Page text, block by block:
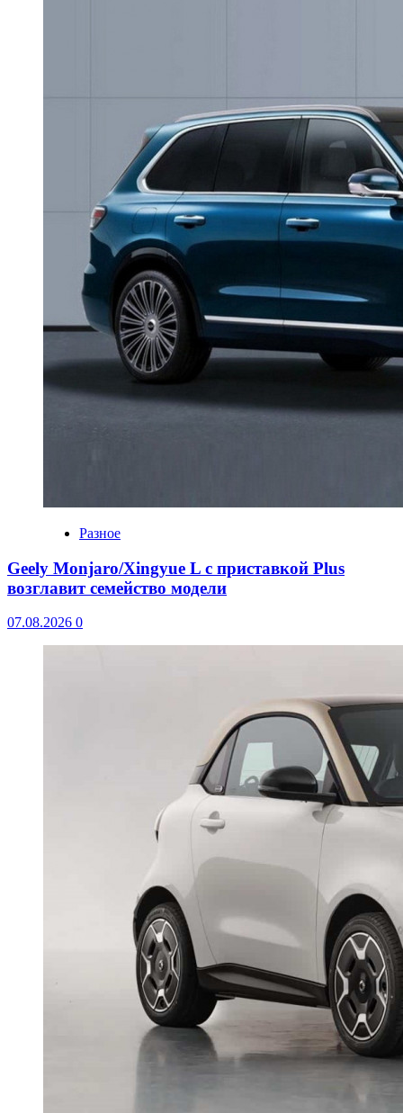
Разное
Geely Monjaro/Xingyue L с приставкой Plus
возглавит семейство модели
07.08.2026 0